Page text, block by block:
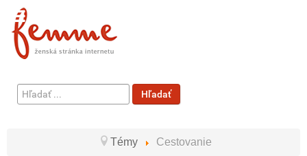
Hľadať
...
Hľadať
Témy Cestovanie